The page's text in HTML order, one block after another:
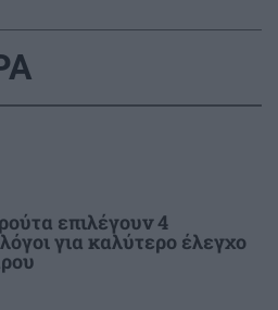
και πόνο)
21:00
Επίδαυρο: Οι «Τρωάδες»
με αισθητηριακές
επιλέγουν 4
για καλύτερο έλεγχο